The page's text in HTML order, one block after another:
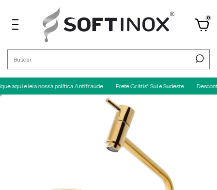
0
e leia nossa política Antifraude Frete Grátis* Sul e Sudeste Desconto no PIX